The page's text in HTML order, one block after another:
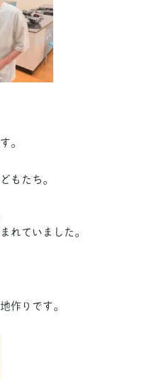
。
もたち。
れていました。
作りです。